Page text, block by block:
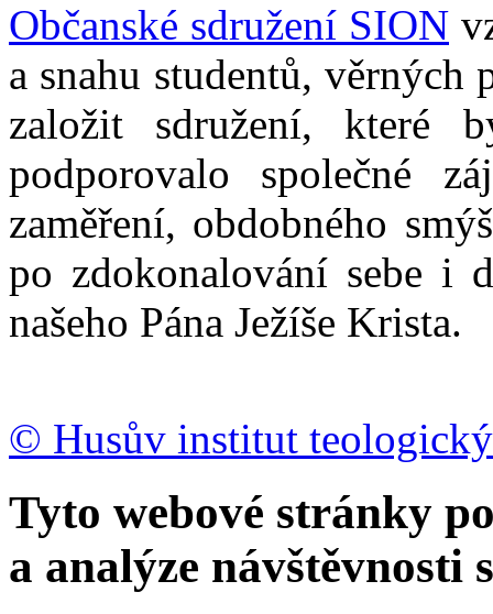
Občanské sdružení SION
a snahu studentů, věrných
založit sdružení, které
podporovalo společné
zaměření, obdobného
po zdokonalování sebe i
našeho Pána Ježíše Krista.
© Husův institut
Tyto webové stránky
a analýze návštěvnosti